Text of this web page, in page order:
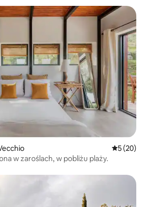
z kategorii Wybór gości
Średnia
5 (20)
w zaroślach, w pobliżu plaży.
z kategorii Wybór gości